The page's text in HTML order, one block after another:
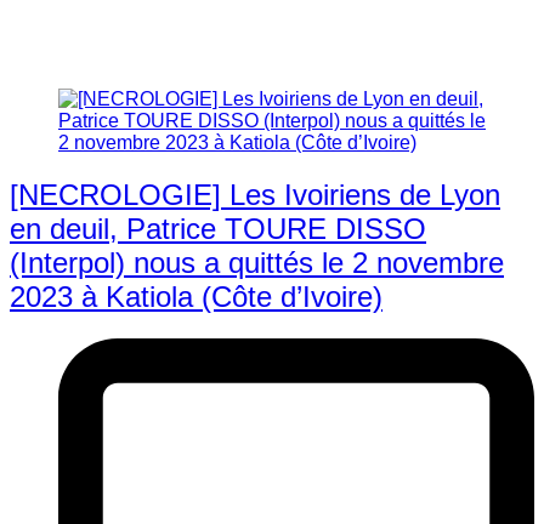
[NECROLOGIE] Les Ivoiriens de Lyon
en deuil, Patrice TOURE DISSO
(Interpol) nous a quittés le 2 novembre
2023 à Katiola (Côte d’Ivoire)